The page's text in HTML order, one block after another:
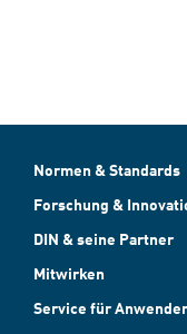
Normen & Standards
Forschung &
DIN & seine Partner
Mitwirken
Service für